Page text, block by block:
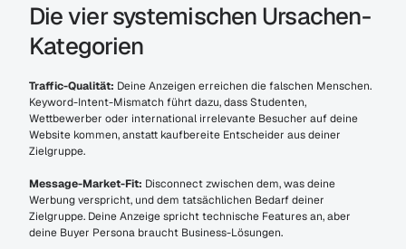
Die vier systemischen Ursachen-
Kategorien
Traffic-Qualität: Deine Anzeigen erreichen die falschen Menschen.
Keyword-Intent-Mismatch führt dazu, dass Studenten,
Wettbewerber oder international irrelevante Besucher auf deine
Website kommen, anstatt kaufbereite Entscheider aus deiner
Zielgruppe.
Message-Market-Fit: Disconnect zwischen dem, was deine
Werbung verspricht, und dem tatsächlichen Bedarf deiner
Zielgruppe. Deine Anzeige spricht technische Features an, aber
deine Buyer Persona braucht Business-Lösungen.